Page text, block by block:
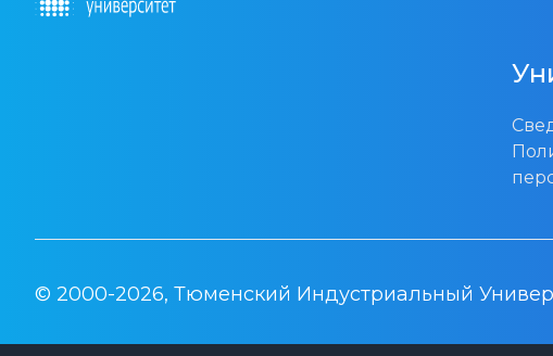
© 2000-2026, Тюменский Индустриальный